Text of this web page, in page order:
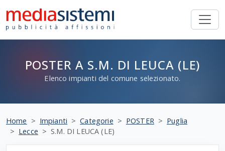
POSTER A S.M. DI LEUCA (LE)
Elenco impianti del comune selezionato.
Home Impianti Categorie POSTER
Puglia
Lecce
S.M. DI LEUCA (LE)